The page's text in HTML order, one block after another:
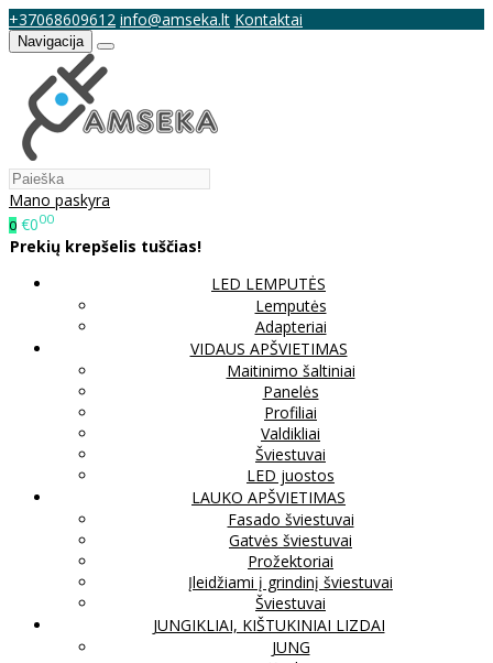
+37068609612 info@amseka.lt Kontaktai
Navigacija
Mano paskyra
0 €000
Prekių krepšelis tuščias!
LED LEMPUTĖS
Lemputės
Adapteriai
VIDAUS APŠVIETIMAS
Maitinimo šaltiniai
Panelės
Profiliai
Valdikliai
Šviestuvai
LED juostos
LAUKO APŠVIETIMAS
Fasado šviestuvai
Gatvės šviestuvai
Prožektoriai
Įleidžiami į grindinį šviestuvai
Šviestuvai
JUNGIKLIAI, KIŠTUKINIAI LIZDAI
JUNG